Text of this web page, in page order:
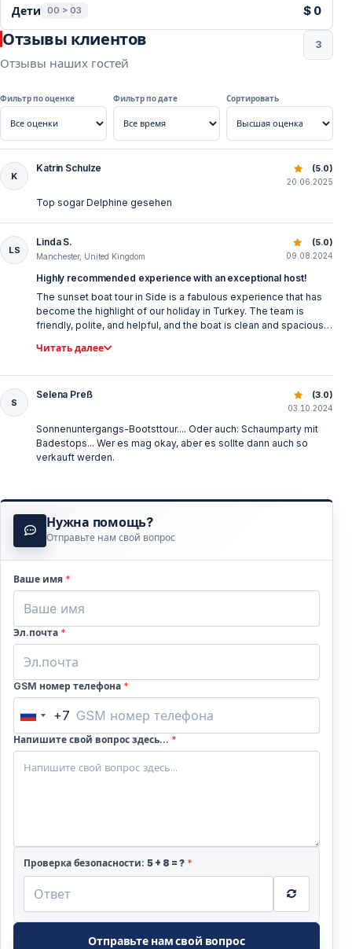
Дети 00 > 03 $ 0
Отзывы клиентов
Отзывы наших гостей
3
Фильтр по оценке Фильтр по дате Сортировать
Вечерний круиз в Сиде: закат, купание и ужин на борту
K
Katrin Schulze (5.0)
20.06.2025
Top sogar Delphine gesehen
Вечерний круиз в Сиде: закат, купание и ужин на борту
LS
Linda S.
Manchester, United Kingdom
(5.0)
09.08.2024
Highly recommended experience with an exceptional host!
The sunset boat tour in Side is a fabulous experience that has
become the highlight of our holiday in Turkey. The team is
friendly, polite, and helpful, and the boat is clean and spacious. I
Читать далее
Вечерний круиз в Сиде: закат, купание и ужин на борту
S
Selena Preß (3.0)
03.10.2024
Sonnenuntergangs-Bootsttour.... Oder auch: Schaumparty mit
Badestops... Wer es mag okay, aber es sollte dann auch so
verkauft werden.
Нужна помощь?
Отправьте нам свой вопрос
Ваше имя *
Эл.почта *
GSM номер телефона *
Russia
+7
+7
Напишите свой вопрос здесь... *
Проверка безопасности: 5 + 8 = ? *
Отправьте нам свой вопрос